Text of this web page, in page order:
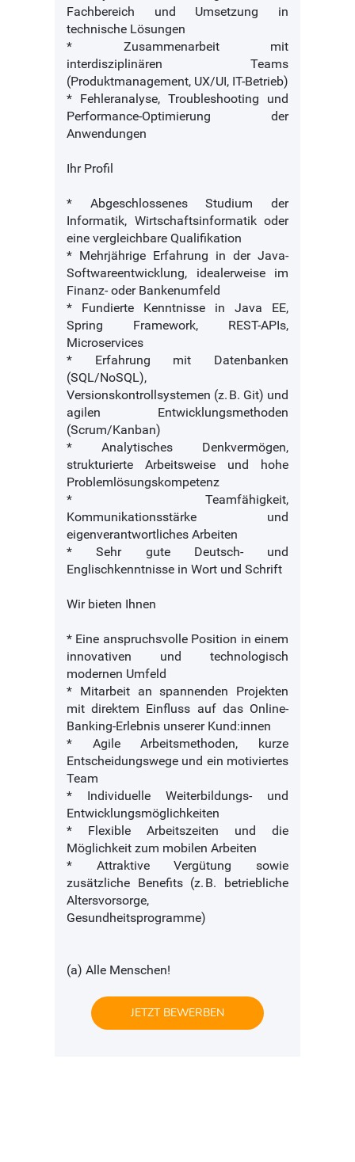
Fachbereich und Umsetzung in
technische Lösungen
* Zusammenarbeit mit
interdisziplinären Teams
(Produktmanagement, UX/UI, IT-Betrieb)
* Fehleranalyse, Troubleshooting und
Performance-Optimierung der
Anwendungen
Ihr Profil
* Abgeschlossenes Studium der
Informatik, Wirtschaftsinformatik oder
eine vergleichbare Qualifikation
* Mehrjährige Erfahrung in der Java-
Softwareentwicklung, idealerweise im
Finanz- oder Bankenumfeld
* Fundierte Kenntnisse in Java EE,
Spring Framework, REST-APIs,
Microservices
* Erfahrung mit Datenbanken
(SQL/NoSQL),
Versionskontrollsystemen (z. B. Git) und
agilen Entwicklungsmethoden
(Scrum/Kanban)
* Analytisches Denkvermögen,
strukturierte Arbeitsweise und hohe
Problemlösungskompetenz
* Teamfähigkeit,
Kommunikationsstärke und
eigenverantwortliches Arbeiten
* Sehr gute Deutsch- und
Englischkenntnisse in Wort und Schrift
Wir bieten Ihnen
* Eine anspruchsvolle Position in einem
innovativen und technologisch
modernen Umfeld
* Mitarbeit an spannenden Projekten
mit direktem Einfluss auf das Online-
Banking-Erlebnis unserer Kund:innen
* Agile Arbeitsmethoden, kurze
Entscheidungswege und ein motiviertes
Team
* Individuelle Weiterbildungs- und
Entwicklungsmöglichkeiten
* Flexible Arbeitszeiten und die
Möglichkeit zum mobilen Arbeiten
* Attraktive Vergütung sowie
zusätzliche Benefits (z. B. betriebliche
Altersvorsorge,
Gesundheitsprogramme)
(a) Alle Menschen!
JETZT BEWERBEN